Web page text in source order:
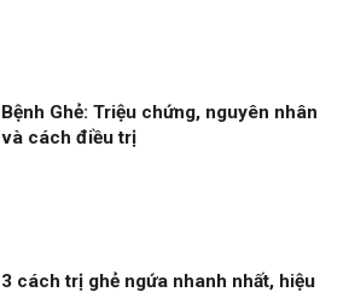
Bệnh Ghẻ: Triệu chứng, nguyên nhân
và cách điều trị
3 cách trị ghẻ ngứa nhanh nhất, hiệu